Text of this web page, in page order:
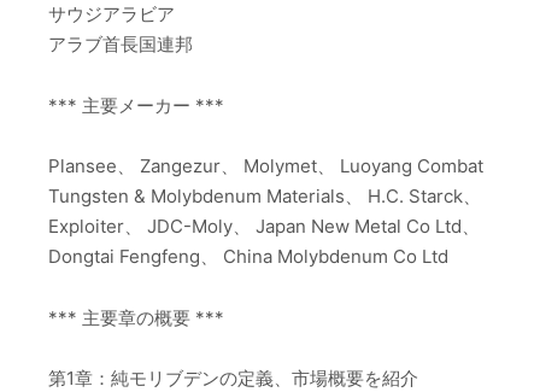
サウジアラビア
アラブ首長国連邦
*** 主要メーカー ***
Plansee、 Zangezur、 Molymet、 Luoyang Combat
Tungsten & Molybdenum Materials、 H.C. Starck、
Exploiter、 JDC-Moly、 Japan New Metal Co Ltd、
Dongtai Fengfeng、 China Molybdenum Co Ltd
*** 主要章の概要 ***
第1章：純モリブデンの定義、市場概要を紹介